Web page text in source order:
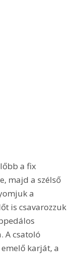
majd a szélső
a
is csavarozzuk
A csatoló
karját, a